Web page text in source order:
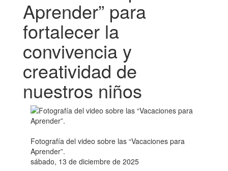
Aprender” para
fortalecer la
convivencia y
creatividad de
nuestros niños
Fotografía del video sobre las “Vacaciones para
Aprender”.
sábado, 13 de diciembre de 2025